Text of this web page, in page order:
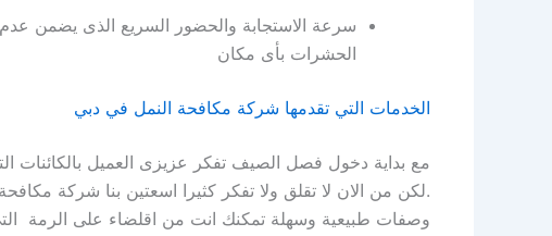
سرعة الاستجابة والحضور السريع الذى يضمن
الحشرات بأى مكان
الخدمات التي تقدمها شركة مكافحة النمل في دبي
مع بداية دخول فصل الصيف تفكر عزيزى العميل
.لكن من الان لا تقلق ولا تفكر كثيرا اسعتين بنا شركة
وصفات طبيعية وسهلة تمكنك انت من اقلضاء على الرمة